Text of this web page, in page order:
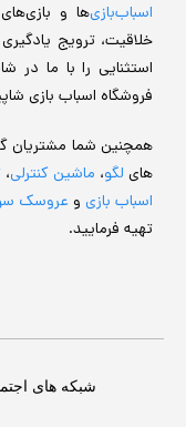
اسباب‌بازی‌ها و
خلاقیت، ترویج
استثنایی را با ما در
فروشگاه اسباب بازی
همچنین شما مشتریان
های لگو، ماشین کنترلی،
اسباب بازی و عروسک
تهیه فرمایید.
شبکه های